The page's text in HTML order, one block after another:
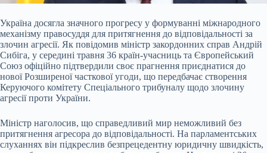
Україна досягла значного прогресу у формуванні міжнародного
механізму правосуддя для притягнення до відповідальності за
злочин агресії. Як повідомив міністр закордонних справ Андрій
Сибіга, у середині травня 36 країн-учасниць та Європейський
Союз офіційно підтвердили своє прагнення приєднатися до
нової Розширеної часткової угоди, що передбачає створення
Керуючого комітету Спеціального трибуналу щодо злочину
агресії проти України.
Міністр наголосив, що справедливий мир неможливий без
притягнення агресора до відповідальності. На парламентських
слуханнях він підкреслив безпрецедентну юридичну швидкість,